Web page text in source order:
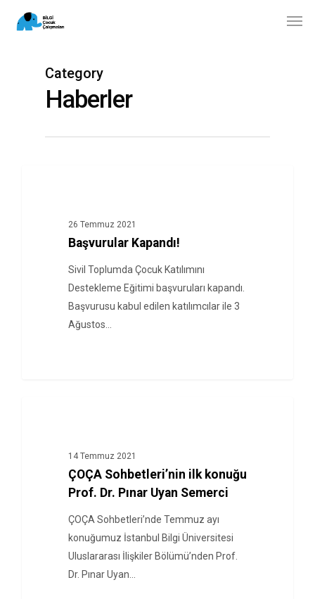
Category
Haberler
26 Temmuz 2021
Başvurular Kapandı!
Sivil Toplumda Çocuk Katılımını
Destekleme Eğitimi başvuruları kapandı.
Başvurusu kabul edilen katılımcılar ile 3
Ağustos…
14 Temmuz 2021
ÇOÇA Sohbetleri’nin ilk konuğu
Prof. Dr. Pınar Uyan Semerci
ÇOÇA Sohbetleri’nde Temmuz ayı
konuğumuz İstanbul Bilgi Üniversitesi
Uluslararası İlişkiler Bölümü’nden Prof.
Dr. Pınar Uyan…